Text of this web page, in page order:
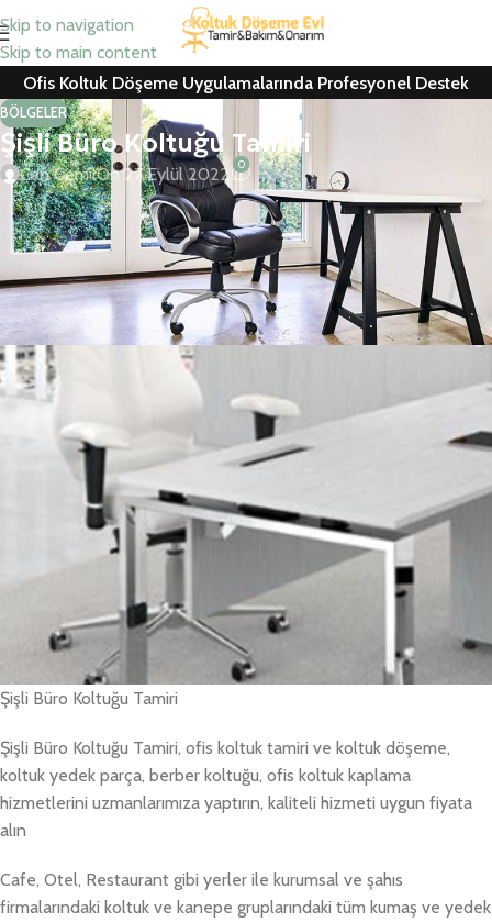
Skip to navigation
Skip to main content
Ofis Koltuk Döşeme Uygulamalarında Profesyonel Destek
BÖLGELER
Şişli Büro Koltuğu Tamiri
Can CemilOn 27 Eylül 2022 0
Şişli Büro Koltuğu Tamiri
Şişli Büro Koltuğu Tamiri, ofis koltuk tamiri ve koltuk döşeme,
koltuk yedek parça, berber koltuğu, ofis koltuk kaplama
hizmetlerini uzmanlarımıza yaptırın, kaliteli hizmeti uygun fiyata
alın
Cafe, Otel, Restaurant gibi yerler ile kurumsal ve şahıs
firmalarındaki koltuk ve kanepe gruplarındaki tüm kumaş ve yedek